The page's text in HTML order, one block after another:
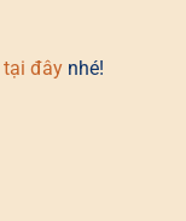
tại đây nhé!